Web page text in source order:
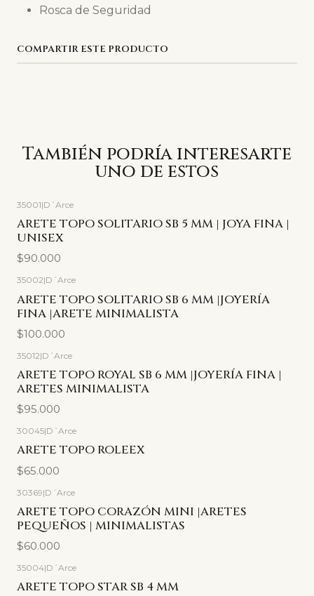
Rosca de Seguridad
COMPARTIR ESTE PRODUCTO
También podría interesarte
uno de estos
35001|D´Arce
ARETE TOPO SOLITARIO SB 5 MM | JOYA FINA |
UNISEX
$90.000
35002|D´Arce
ARETE TOPO SOLITARIO SB 6 MM |JOYERÍA
FINA |ARETE MINIMALISTA
$100.000
35012|D´Arce
ARETE TOPO ROYAL SB 6 MM |JOYERÍA FINA |
ARETES MINIMALISTA
$95.000
30045|D´Arce
ARETE TOPO ROLEEX
$65.000
30369|D´Arce
ARETE TOPO CORAZÓN MINI |ARETES
PEQUEÑOS | MINIMALISTAS
$60.000
35004|D´Arce
ARETE TOPO STAR SB 4 MM